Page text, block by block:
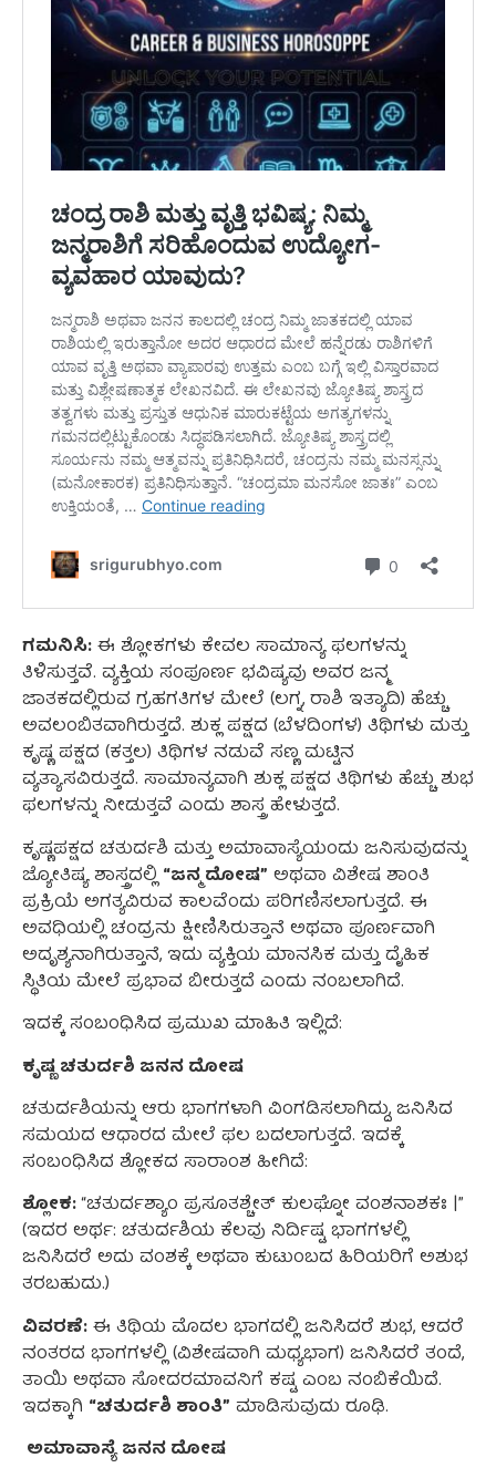
ಗಮನಿಸಿ:ಈ ಶ್ಲೋಕಗಳು ಕೇವಲ ಸಾಮಾನ್ಯ ಫಲಗಳನ್ನು
ತಿಳಿಸುತ್ತವೆ. ವ್ಯಕ್ತಿಯ ಸಂಪೂರ್ಣ ಭವಿಷ್ಯವು ಅವರ ಜನ್ಮ
ಜಾತಕದಲ್ಲಿರುವ ಗ್ರಹಗತಿಗಳ ಮೇಲೆ (ಲಗ್ನ, ರಾಶಿ ಇತ್ಯಾದಿ) ಹೆಚ್ಚು
ಅವಲಂಬಿತವಾಗಿರುತ್ತದೆ. ಶುಕ್ಲ ಪಕ್ಷದ (ಬೆಳದಿಂಗಳ) ತಿಥಿಗಳು ಮತ್ತು
ಕೃಷ್ಣ ಪಕ್ಷದ (ಕತ್ತಲ) ತಿಥಿಗಳ ನಡುವೆ ಸಣ್ಣ ಮಟ್ಟಿನ
ವ್ಯತ್ಯಾಸವಿರುತ್ತದೆ. ಸಾಮಾನ್ಯವಾಗಿ ಶುಕ್ಲ ಪಕ್ಷದ ತಿಥಿಗಳು ಹೆಚ್ಚು ಶುಭ
ಫಲಗಳನ್ನು ನೀಡುತ್ತವೆ ಎಂದು ಶಾಸ್ತ್ರ ಹೇಳುತ್ತದೆ.
ಕೃಷ್ಣಪಕ್ಷದ ಚತುರ್ದಶಿ ಮತ್ತು ಅಮಾವಾಸ್ಯೆಯಂದು ಜನಿಸುವುದನ್ನು
ಜ್ಯೋತಿಷ್ಯ ಶಾಸ್ತ್ರದಲ್ಲಿ“ಜನ್ಮ ದೋಷ” ಅಥವಾ ವಿಶೇಷ ಶಾಂತಿ
ಪ್ರಕ್ರಿಯೆ ಅಗತ್ಯವಿರುವ ಕಾಲವೆಂದು ಪರಿಗಣಿಸಲಾಗುತ್ತದೆ. ಈ
ಅವಧಿಯಲ್ಲಿ ಚಂದ್ರನು ಕ್ಷೀಣಿಸಿರುತ್ತಾನೆ ಅಥವಾ ಪೂರ್ಣವಾಗಿ
ಅದೃಶ್ಯನಾಗಿರುತ್ತಾನೆ, ಇದು ವ್ಯಕ್ತಿಯ ಮಾನಸಿಕ ಮತ್ತು ದೈಹಿಕ
ಸ್ಥಿತಿಯ ಮೇಲೆ ಪ್ರಭಾವ ಬೀರುತ್ತದೆ ಎಂದು ನಂಬಲಾಗಿದೆ.
ಇದಕ್ಕೆ ಸಂಬಂಧಿಸಿದ ಪ್ರಮುಖ ಮಾಹಿತಿ ಇಲ್ಲಿದೆ:
ಕೃಷ್ಣ ಚತುರ್ದಶಿ ಜನನ ದೋಷ
ಚತುರ್ದಶಿಯನ್ನು ಆರು ಭಾಗಗಳಾಗಿ ವಿಂಗಡಿಸಲಾಗಿದ್ದು, ಜನಿಸಿದ
ಸಮಯದ ಆಧಾರದ ಮೇಲೆ ಫಲ ಬದಲಾಗುತ್ತದೆ. ಇದಕ್ಕೆ
ಸಂಬಂಧಿಸಿದ ಶ್ಲೋಕದ ಸಾರಾಂಶ ಹೀಗಿದೆ:
ಶ್ಲೋಕ:“ಚತುರ್ದಶ್ಯಾಂ ಪ್ರಸೂತಶ್ಚೇತ್ ಕುಲಘ್ನೋ ವಂಶನಾಶಕಃ |”
(ಇದರ ಅರ್ಥ: ಚತುರ್ದಶಿಯ ಕೆಲವು ನಿರ್ದಿಷ್ಟ ಭಾಗಗಳಲ್ಲಿ
ಜನಿಸಿದರೆ ಅದು ವಂಶಕ್ಕೆ ಅಥವಾ ಕುಟುಂಬದ ಹಿರಿಯರಿಗೆ ಅಶುಭ
ತರಬಹುದು.)
ವಿವರಣೆ:ಈ ತಿಥಿಯ ಮೊದಲ ಭಾಗದಲ್ಲಿ ಜನಿಸಿದರೆ ಶುಭ, ಆದರೆ
ನಂತರದ ಭಾಗಗಳಲ್ಲಿ (ವಿಶೇಷವಾಗಿ ಮಧ್ಯಭಾಗ) ಜನಿಸಿದರೆ ತಂದೆ,
ತಾಯಿ ಅಥವಾ ಸೋದರಮಾವನಿಗೆ ಕಷ್ಟ ಎಂಬ ನಂಬಿಕೆಯಿದೆ.
ಇದಕ್ಕಾಗಿ “ಚತುರ್ದಶಿ ಶಾಂತಿ” ಮಾಡಿಸುವುದು ರೂಢಿ.
ಅಮಾವಾಸ್ಯೆ ಜನನ ದೋಷ